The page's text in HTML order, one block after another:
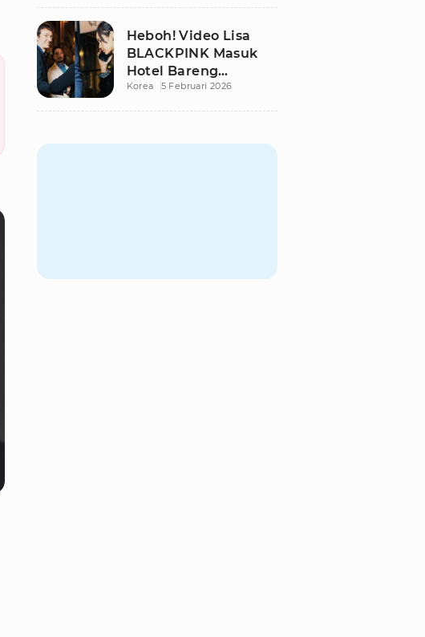
Heboh! Video Lisa
BLACKPINK Masuk
Hotel Bareng
Frederic Arnault Picu
Korea 5 Februari 2026